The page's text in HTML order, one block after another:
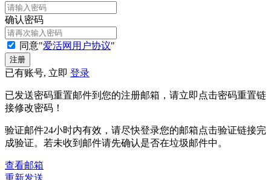
确认密码
同意"爱活网用户协议"
已有账号, 立即 登录
已发送密码重置邮件到您的注册邮箱，请立即点击密码重置链
接修改密码！
验证邮件24小时内有效，请尽快登录您的邮箱点击验证链接完
成验证。若未收到邮件请先确认是否在垃圾邮件中。
查看邮箱
重新发送